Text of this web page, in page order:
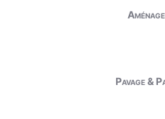
Pavage &